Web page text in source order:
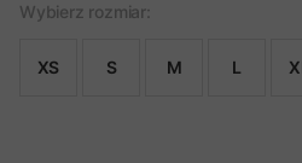
Wybierz rozmiar:
XS S M L